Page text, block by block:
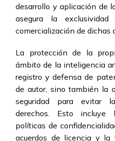
desarrollo y aplicación de
asegura la
comercialización de dichas
La protección de la
ámbito de la inteligencia
registro y defensa de
de autor, sino también la
seguridad para evitar
derechos. Esto incluye
políticas de
acuerdos de licencia y la